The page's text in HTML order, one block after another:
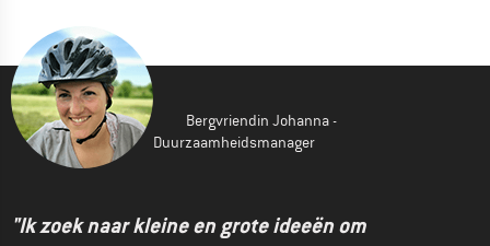
Bergvriendin Johanna -
Duurzaamheidsmanager
"Ik zoek naar kleine en grote ideeën om